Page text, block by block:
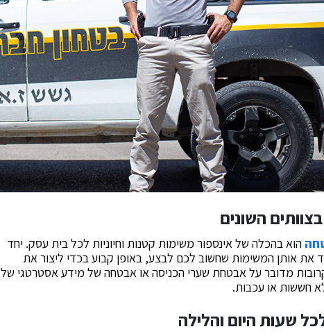
השונים
הוא בהכלה של אינספור משימות קטנות וחיוניות לכל בית עסק. יחד
את אותן המשימות שחשוב לכם לבצע, באופן קבוע בכדי ליצור את
מדובר על אבטחת שערי הכניסה או אבטחה של מידע אסטרטגי של
חששות או עכבות.
שעות היום והלילה